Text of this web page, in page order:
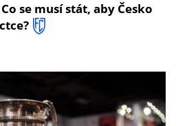
se musí stát, aby Česko